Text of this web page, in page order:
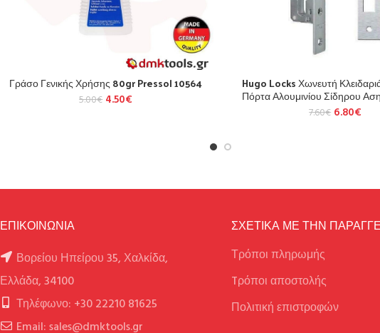
Γράσο Γενικής Χρήσης 80gr Pressol 10564
5.00€ 4.50€
Hugo Locks Χωνευτή
Πόρτα Αλουμινίου Σίδηρου
7.60€ 6.80€
ΕΠΙΚΟΙΝΩΝΙΑ
Βορείου Ηπείρου 35, Χαλκίδα,
Ελλάδα, 34100
Τηλέφωνο: +30 22210 81625
Email: sales@dmktools.gr
ΣΧΕΤΙΚΑ ΜΕ ΤΗΝ
Τρόποι πληρωμής
Tρόποι αποστολής
Πολιτική επιστροφών